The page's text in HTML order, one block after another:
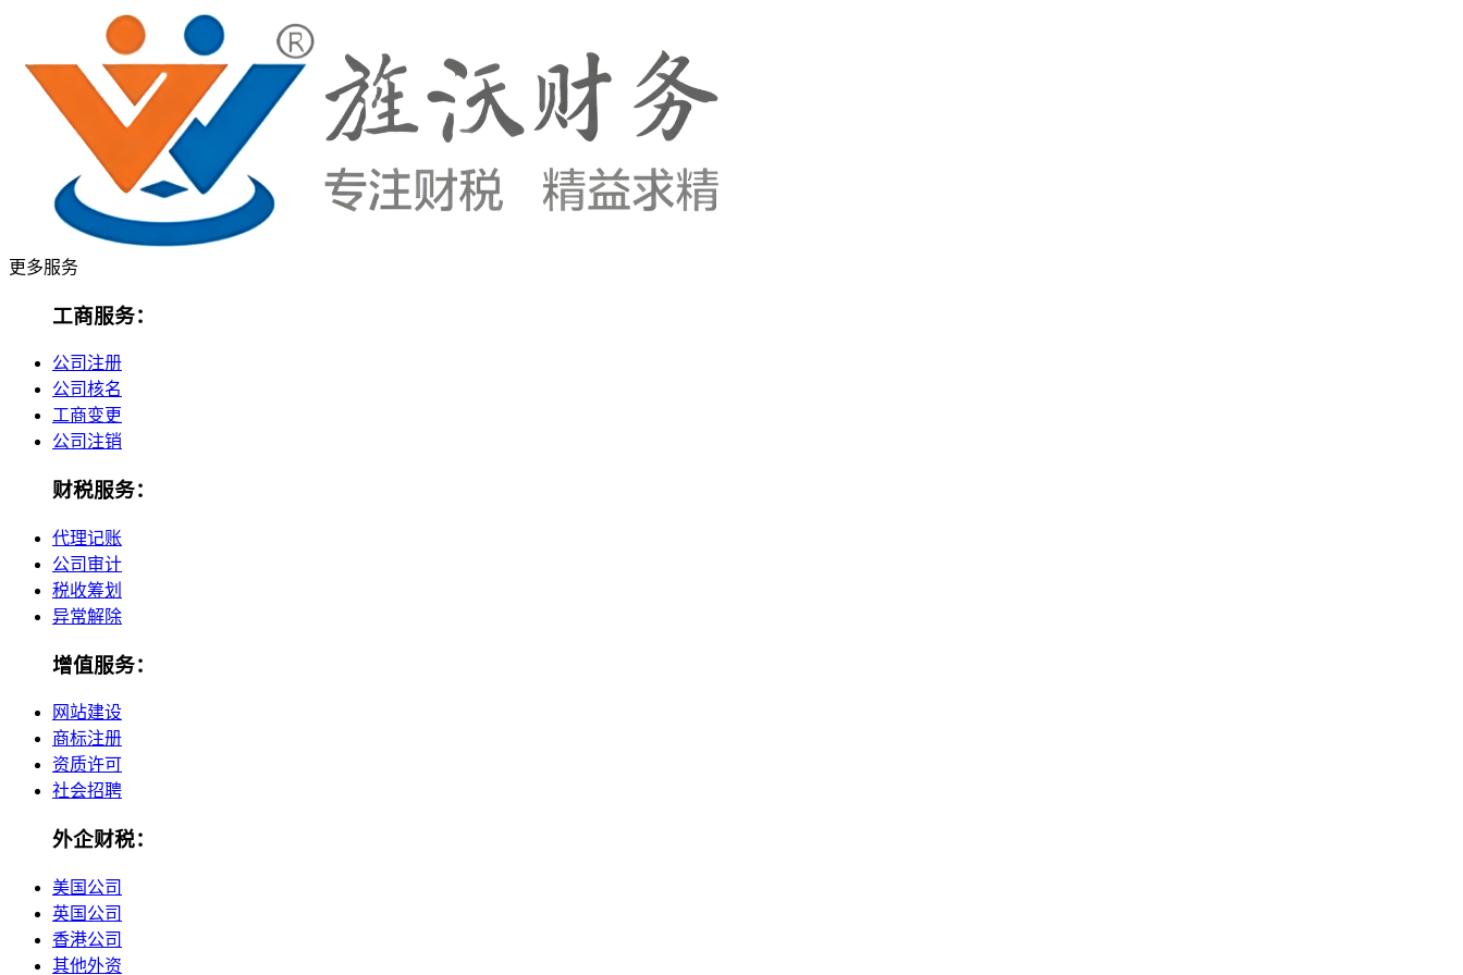
更多服务
工商服务：
公司注册
公司核名
工商变更
公司注销
财税服务：
代理记账
公司审计
税收筹划
异常解除
增值服务：
网站建设
商标注册
资质许可
社会招聘
外企财税：
美国公司
英国公司
香港公司
其他外资